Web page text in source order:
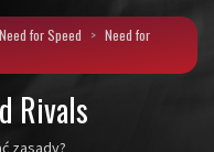
for Speed
Need for
Rivals
zasady?